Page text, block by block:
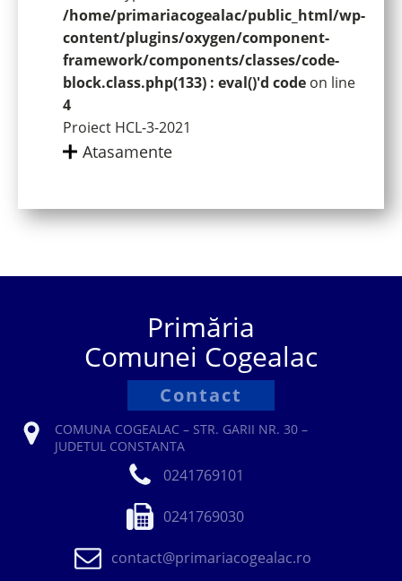
/home/primariacogealac/public_html/wp-
content/plugins/oxygen/component-
framework/components/classes/code-
block.class.php(133) : eval()'d code on line
4
Proiect HCL-3-2021
Atasamente
Primăria
Comunei Cogealac
Contact
COMUNA COGEALAC – STR. GARII NR. 30 –
JUDETUL CONSTANTA
0241769101
0241769030
contact@primariacogealac.ro